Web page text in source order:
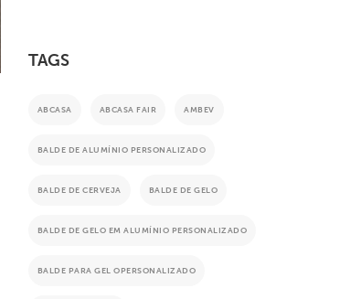
TAGS
ABCASA ABCASA FAIR AMBEV
BALDE DE ALUMÍNIO PERSONALIZADO
BALDE DE CERVEJA BALDE DE GELO
BALDE DE GELO EM ALUMÍNIO PERSONALIZADO
BALDE PARA GEL OPERSONALIZADO